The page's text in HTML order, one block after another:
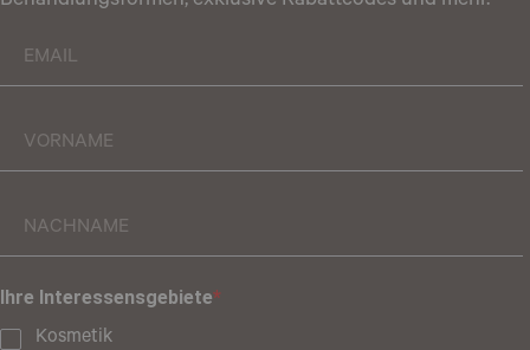
Ihre Interessensgebiete
Kosmetik